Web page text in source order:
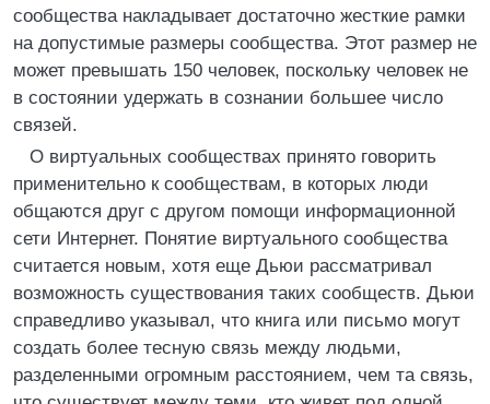
сообщества накладывает достаточно жесткие рамки
на допустимые размеры сообщества. Этот размер не
может превышать 150 человек, поскольку человек не
в состоянии удержать в сознании большее число
связей.
О виртуальных сообществах принято говорить
применительно к сообществам, в которых люди
общаются друг с другом помощи информационной
сети Интернет. Понятие виртуального сообщества
считается новым, хотя еще Дьюи рассматривал
возможность существования таких сообществ. Дьюи
справедливо указывал, что книга или письмо могут
создать более тесную связь между людьми,
разделенными огромным расстоянием, чем та связь,